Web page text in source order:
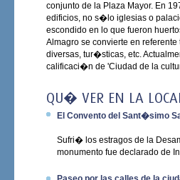
conjunto de la Plaza Mayor. En
edificios, no s�lo iglesias o
escondido en lo que fueron
Almagro se convierte en
diversas, tur�sticas, etc.
calificaci�n de 'Ciudad de la
QU� VER EN LA
El Convento del Sant�simo
Sufri� los estragos de la
monumento fue declarado de